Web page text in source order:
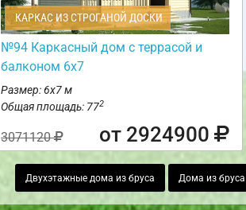
КАРКАС ИЗ СТРОГАНОЙ ДОСКИ
№94 Каркасный дом с террасой и
балконом 6х7
Размер: 6х7 м
Общая площадь: 772
3071120 от 2924900
Двухэтажные дома из бруса Дома из бруса